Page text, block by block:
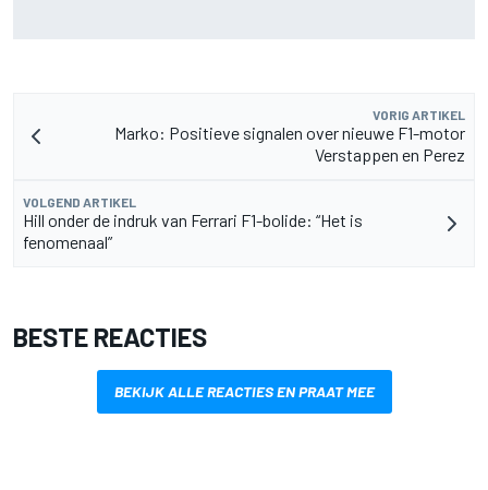
VORIG ARTIKEL
Marko: Positieve signalen over nieuwe F1-motor
Verstappen en Perez
VOLGEND ARTIKEL
Hill onder de indruk van Ferrari F1-bolide: “Het is
fenomenaal”
BESTE REACTIES
BEKIJK ALLE REACTIES EN PRAAT MEE